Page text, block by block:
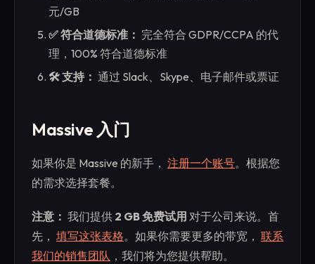
元/GB
✅ 符合道德标准： 完全符合 GDPR/CCPA 的代
理，100% 符合道德标准
🛠️ 支持： 通过 Slack、Skype、电子邮件或票证
Massive 入门
如果你是 Massive 的新手， 注册一个账号。根据您
的需求选择套餐。
注意： 我们提供 2 GB 免费试用 对于公司来说。首
先， 填写这张表格。如果你需要更多的带宽， 联系
我们的销售团队 ，我们将为您提供帮助。